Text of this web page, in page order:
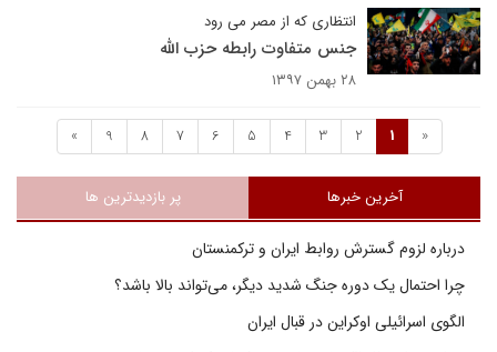
انتظاری که از مصر می رود
جنس متفاوت رابطه حزب الله
۲۸ بهمن ۱۳۹۷
«
1
2
3
4
5
6
7
8
9
»
آخرین خبرها پر بازدیدترین ها
درباره لزوم گسترش روابط ایران و ترکمنستان
چرا احتمال یک دوره جنگ شدید دیگر، می‌تواند بالا باشد؟
الگوی اسرائیلی اوکراین در قبال ایران